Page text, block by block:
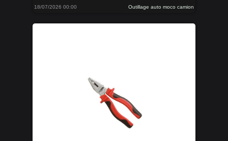
18/07/2026 00:00 Outillage auto moco camion